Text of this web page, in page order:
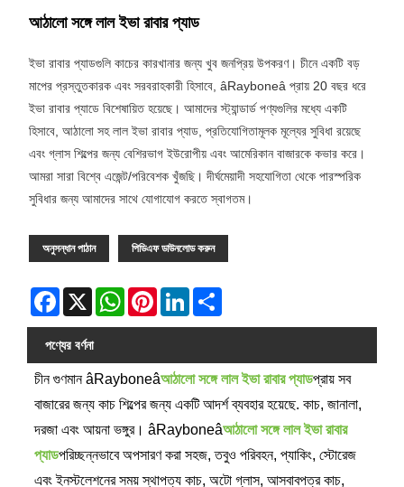
আঠালো সঙ্গে লাল ইভা রাবার প্যাড
ইভা রাবার প্যাডগুলি কাচের কারখানার জন্য খুব জনপ্রিয় উপকরণ। চীনে একটি বড়
মাপের প্রস্তুতকারক এবং সরবরাহকারী হিসাবে, âRayboneâ প্রায় 20 বছর ধরে
ইভা রাবার প্যাডে বিশেষায়িত হয়েছে। আমাদের স্ট্যান্ডার্ড পণ্যগুলির মধ্যে একটি
হিসাবে, আঠালো সহ লাল ইভা রাবার প্যাড, প্রতিযোগিতামূলক মূল্যের সুবিধা রয়েছে
এবং গ্লাস শিল্পের জন্য বেশিরভাগ ইউরোপীয় এবং আমেরিকান বাজারকে কভার করে।
আমরা সারা বিশ্বে এজেন্ট/পরিবেশক খুঁজছি। দীর্ঘমেয়াদী সহযোগিতা থেকে পারস্পরিক
সুবিধার জন্য আমাদের সাথে যোগাযোগ করতে স্বাগতম।
অনুসন্ধান পাঠান পিডিএফ ডাউনলোড করুন
Facebook
X WhatsAppPinterestLinkedIn
পণ্যের বর্ণনা
চীন গুণমান âRayboneâআঠালো সঙ্গে লাল ইভা রাবার প্যাডপ্রায় সব
বাজারের জন্য কাচ শিল্পের জন্য একটি আদর্শ ব্যবহার হয়েছে. কাচ, জানালা,
দরজা এবং আয়না ভঙ্গুর। âRayboneâআঠালো সঙ্গে লাল ইভা রাবার
প্যাডপরিচ্ছন্নভাবে অপসারণ করা সহজ, তবুও পরিবহন, প্যাকিং, স্টোরেজ
এবং ইনস্টলেশনের সময় স্থাপত্য কাচ, অটো গ্লাস, আসবাবপত্র কাচ,